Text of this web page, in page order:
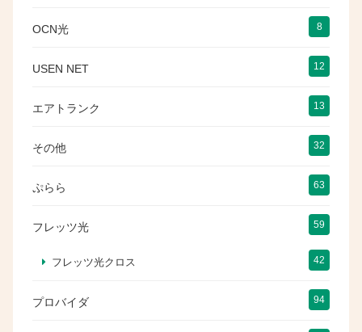
OCN光 8
USEN NET 12
エアトランク 13
その他 32
ぷらら 63
フレッツ光 59
フレッツ光クロス 42
プロバイダ 94